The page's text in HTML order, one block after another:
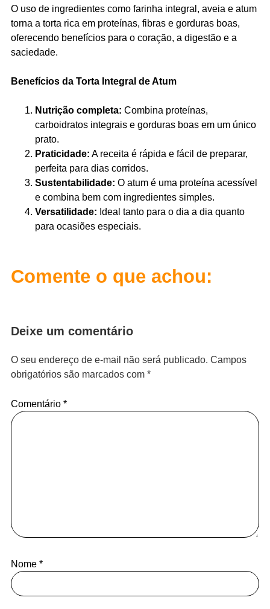
O uso de ingredientes como farinha integral, aveia e atum
torna a torta rica em proteínas, fibras e gorduras boas,
oferecendo benefícios para o coração, a digestão e a
saciedade.
Benefícios da Torta Integral de Atum
Nutrição completa: Combina proteínas,
carboidratos integrais e gorduras boas em um único
prato.
Praticidade: A receita é rápida e fácil de preparar,
perfeita para dias corridos.
Sustentabilidade: O atum é uma proteína acessível
e combina bem com ingredientes simples.
Versatilidade: Ideal tanto para o dia a dia quanto
para ocasiões especiais.
Comente o que achou:
Deixe um comentário
O seu endereço de e-mail não será publicado. Campos
obrigatórios são marcados com *
Comentário *
Nome *